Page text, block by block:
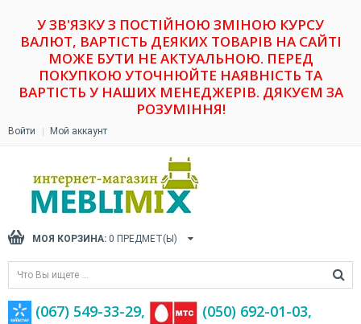
У ЗВ'ЯЗКУ З ПОСТІЙНОЮ ЗМІНОЮ КУРСУ
ВАЛЮТ, ВАРТІСТЬ ДЕЯКИХ ТОВАРІВ НА САЙТІ
МОЖЕ БУТИ НЕ АКТУАЛЬНОЮ. ПЕРЕД
ПОКУПКОЮ УТОЧНЮЙТЕ НАЯВНІСТЬ ТА
ВАРТІСТЬ У НАШИХ МЕНЕДЖЕРІВ. ДЯКУЄМ ЗА
РОЗУМІННЯ!
Войти Мой аккаунт
МОЯ КОРЗИНА: 0 ПРЕДМЕТ(Ы)
(067) 549-33-29,
(‎050) 692-01-03,